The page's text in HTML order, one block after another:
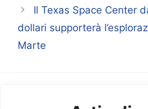
Il Texas Space Center
dollari supporterà
Marte